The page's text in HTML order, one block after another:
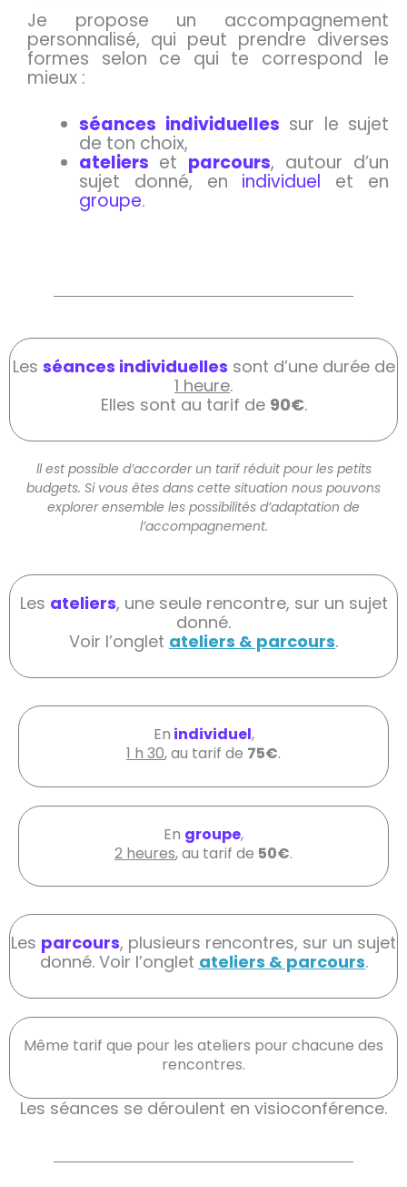
Je propose un accompagnement
personnalisé, qui peut prendre diverses
formes selon ce qui te correspond le
mieux :
séances individuelles sur le sujet
de ton choix,
ateliers et parcours, autour d’un
sujet donné, en individuel et en
groupe.
Les séances individuelles sont d’une durée de
1 heure.
Elles sont au tarif de 90€.
ll est possible d’accorder un tarif réduit pour les petits
budgets. Si vous êtes dans cette situation nous pouvons
explorer ensemble les possibilités d’adaptation de
l’accompagnement.
Les ateliers, une seule rencontre, sur un sujet
donné.
Voir l’onglet ateliers & parcours.
En individuel,
1 h 30, au tarif de 75€.
En groupe,
2 heures, au tarif de 50€.
Les parcours, plusieurs rencontres, sur un sujet
donné. Voir l’onglet ateliers & parcours.
Même tarif que pour les ateliers pour chacune des
rencontres.
Les séances se déroulent en visioconférence.